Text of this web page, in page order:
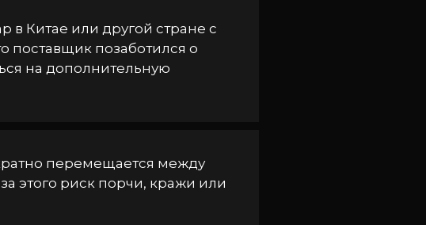
в Китае или другой стране с
поставщик позаботился о
на дополнительную
перемещается между
этого риск порчи, кражи или